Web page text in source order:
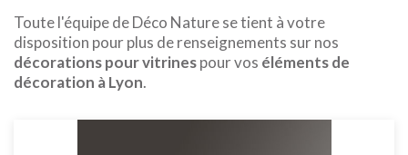
Toute l'équipe de Déco Nature se tient à votre
disposition pour plus de renseignements sur nos
décorations pour vitrinespour vos éléments de
décoration à Lyon.